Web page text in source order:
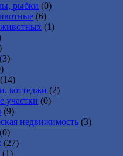
рыбки (0)
(6)
(1)
(3)
(14)
коттеджи (2)
участки (0)
(9)
недвижимость (3)
(0)
(27)
(1)